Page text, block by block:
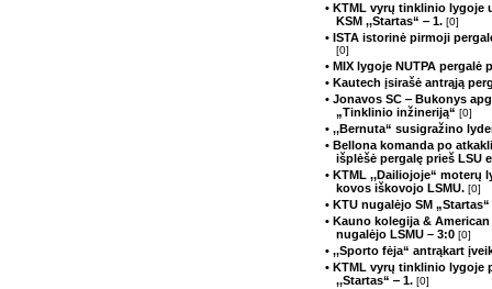
• KTML vyrų tinklinio lygoje
KSM ,,Startas“ ‒ 1. [0]
• ISTA istorinė pirmoji
[0]
• MIX lygoje NUTPA pergalė
• Kautech įsirašė antrąją
• Jonavos SC ‒ Bukonys
„Tinklinio inžineriją“ [0]
• ,,Bernuta“ susigražino
• Bellona komanda po
išplėšė pergalę prieš LSU
• KTML ,,Dailiojoje“ moterų
kovos iškovojo LSMU. [0]
• KTU nugalėjo SM
• Kauno kolegija &
nugalėjo LSMU – 3:0 [0]
• ,,Sporto fėja“ antrąkart
• KTML vyrų tinklinio lygoje
,,Startas“ ‒ 1. [0]